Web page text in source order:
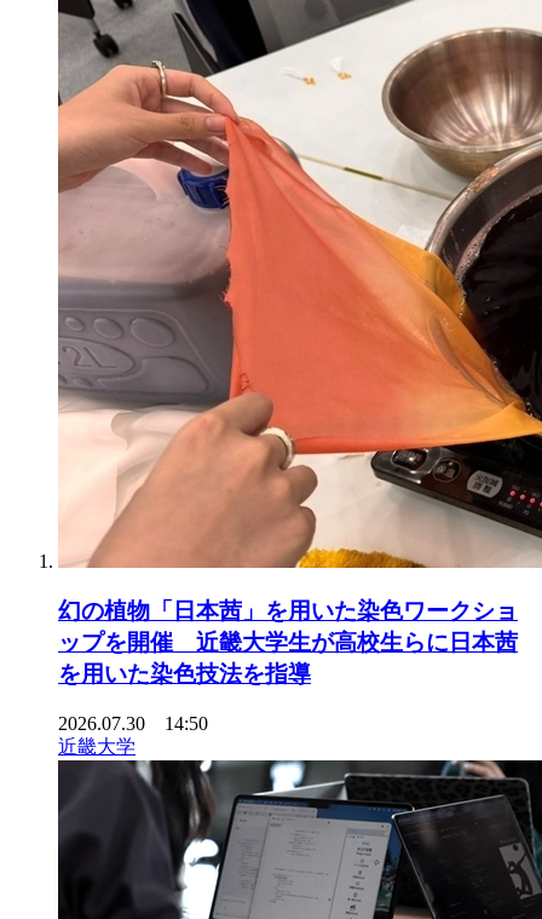
幻の植物「日本茜」を用いた染色ワークショ
ップを開催 近畿大学生が高校生らに日本茜
を用いた染色技法を指導
2026.07.30 14:50
近畿大学